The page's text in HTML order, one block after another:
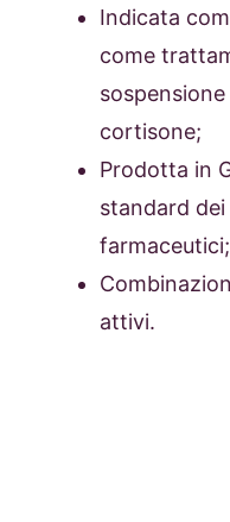
Indicata
come
cortisone;
Prodotta in
standard
farmaceutici;
attivi.